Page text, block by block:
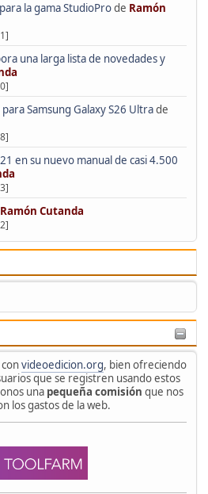
la gama StudioProde Ramón
una larga lista de novedades y
Samsung Galaxy S26 Ultrade
en su nuevo manual de casi 4.500
Ramón Cutanda
videoedicion.org, bien ofreciendo
que se registren usando estos
una pequeña comisión que nos
los gastos de la web.